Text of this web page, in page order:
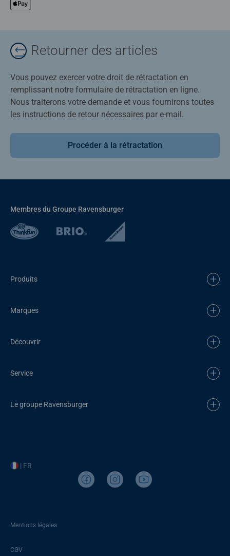
Retourner des articles
Vous pouvez exercer votre droit de rétractation en
remplissant notre formulaire de rétractation en ligne.
Nous traiterons votre demande et vous fournirons toutes
les instructions de retour nécessaires par e-mail.
Procéder à la rétractation
Membres du Groupe Ravensburger
Produits
Marques
Découvrir
Service
Le groupe Ravensburger
| FR
Mentions légales
CGV